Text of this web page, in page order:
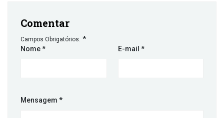
Comentar
Campos Obrigatórios. *
Nome* E-mail *
Mensagem *